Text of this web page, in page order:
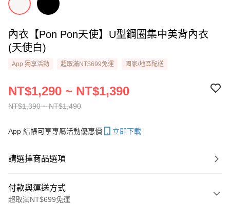
內衣【Pon Pon天使】U型鋼圈集中美背內衣​
(天使白)
App 獨享活動 超取滿NT$699免運 國家/地區配送
NT$1,390 ~ NT$1,490
NT$1,290 ~ NT$1,390
App 結帳可享專屬活動優惠價 立即下載
請選擇商品選項
付款與運送方式
超取滿NT$699免運